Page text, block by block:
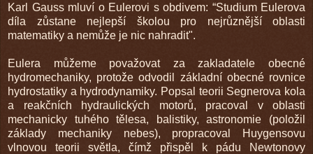
Karl Gauss mluví o Eulerovi s obdivem: “Studium Eulerova
díla zůstane nejlepší školou pro nejrůznější oblasti
matematiky a nemůže je nic nahradit".
Eulera můžeme považovat za zakladatele obecné
hydromechaniky, protože odvodil základní obecné rovnice
hydrostatiky a hydrodynamiky. Popsal teorii Segnerova kola
a reakčních hydraulických motorů, pracoval v oblasti
mechanicky tuhého tělesa, balistiky, astronomie (položil
základy mechaniky nebes), propracoval Huygensovu
vlnovou teorii světla, čímž přispěl k pádu Newtonovy